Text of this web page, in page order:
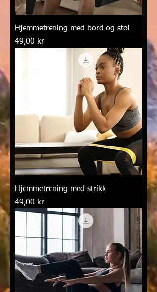
Hjemmetrening med bord og stol
Pris
49,00 kr
Hjemmetrening med strikk
Pris
49,00 kr